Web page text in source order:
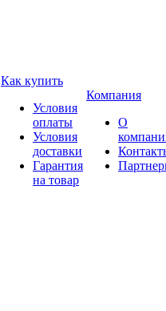
Как купить
Условия
оплаты
Условия
доставки
Гарантия
на товар
Компания
О